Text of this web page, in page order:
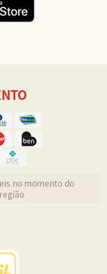
no momento do